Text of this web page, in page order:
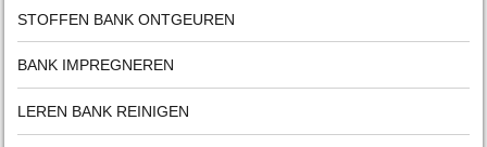
STOFFEN BANK ONTGEUREN
BANK IMPREGNEREN
LEREN BANK REINIGEN